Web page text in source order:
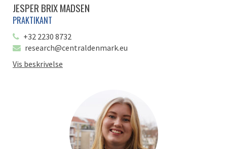
JESPER BRIX MADSEN
PRAKTIKANT
+32 2230 8732
research@centraldenmark.eu
Vis beskrivelse